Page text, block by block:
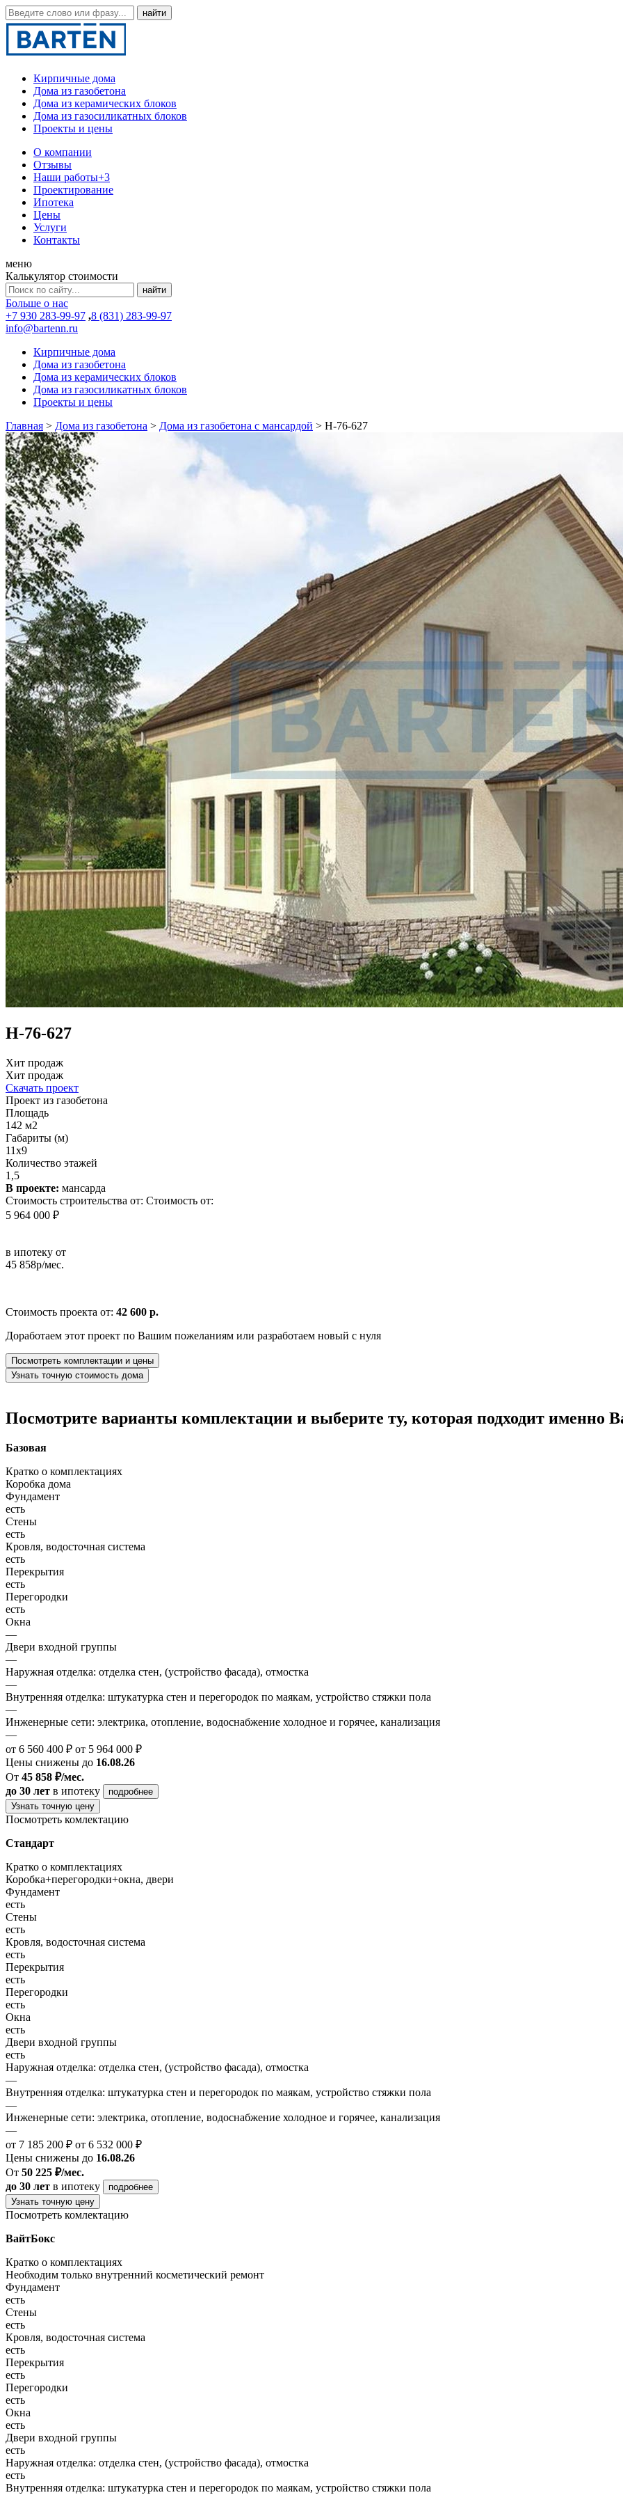
Кирпичные дома
Дома из газобетона
Дома из керамических блоков
Дома из газосиликатных блоков
Проекты и цены
О компании
Отзывы
Наши работы+3
Проектирование
Ипотека
Цены
Услуги
Контакты
меню
Калькулятор стоимости
Больше о нас
+7 930 283-99-97 ,8 (831) 283-99-97
info@bartenn.ru
Кирпичные дома
Дома из газобетона
Дома из керамических блоков
Дома из газосиликатных блоков
Проекты и цены
Главная > Дома из газобетона > Дома из газобетона с мансардой > Н-76-627
Н-76-627
Хит продаж
Хит продаж
Скачать проект
Проект из газобетона
Площадь
142 м2
Габариты (м)
11x9
Количество этажей
1,5
В проекте: мансарда
Стоимость строительства от: Стоимость от:
5 964 000 ₽
в ипотеку от
45 858р/мес.
Стоимость проекта от: 42 600 р.
Доработаем этот проект по Вашим пожеланиям или разработаем новый с нуля
Посмотреть комплектации и цены
Узнать точную стоимость дома
Посмотрите варианты комплектации и выберите ту, которая подходит именно
Базовая
Кратко о комплектациях
Коробка дома
Фундамент
есть
Стены
есть
Кровля, водосточная система
есть
Перекрытия
есть
Перегородки
есть
Окна
—
Двери входной группы
—
Наружная отделка: отделка стен, (устройство фасада), отмостка
—
Внутренняя отделка: штукатурка стен и перегородок по маякам, устройство стяжки пола
—
Инженерные сети: электрика, отопление, водоснабжение холодное и горячее, канализация
—
от 6 560 400 ₽ от 5 964 000 ₽
Цены снижены до 16.08.26
От 45 858 ₽/мес.
до 30 лет в ипотеку
подробнее
Узнать точную цену
Посмотреть комлектацию
Стандарт
Кратко о комплектациях
Коробка+перегородки+окна, двери
Фундамент
есть
Стены
есть
Кровля, водосточная система
есть
Перекрытия
есть
Перегородки
есть
Окна
есть
Двери входной группы
есть
Наружная отделка: отделка стен, (устройство фасада), отмостка
—
Внутренняя отделка: штукатурка стен и перегородок по маякам, устройство стяжки пола
—
Инженерные сети: электрика, отопление, водоснабжение холодное и горячее, канализация
—
от 7 185 200 ₽ от 6 532 000 ₽
Цены снижены до 16.08.26
От 50 225 ₽/мес.
до 30 лет в ипотеку
подробнее
Узнать точную цену
Посмотреть комлектацию
ВайтБокс
Кратко о комплектациях
Необходим только внутренний косметический ремонт
Фундамент
есть
Стены
есть
Кровля, водосточная система
есть
Перекрытия
есть
Перегородки
есть
Окна
есть
Двери входной группы
есть
Наружная отделка: отделка стен, (устройство фасада), отмостка
есть
Внутренняя отделка: штукатурка стен и перегородок по маякам, устройство стяжки пола